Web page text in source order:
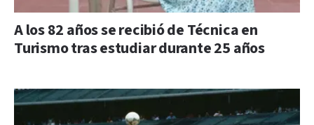
A los 82 años se recibió de Técnica en
Turismo tras estudiar durante 25 años